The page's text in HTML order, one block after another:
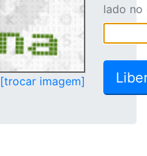
[trocar imagem]
lado no